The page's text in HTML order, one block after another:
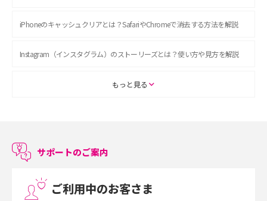
iPhoneのキャッシュクリアとは？SafariやChromeで消去する方法を解説
Instagram（インスタグラム）のストーリーズとは？使い方や見方を解説
ASMRとは？初心者向けの代表ジャンルや楽しみ方を解説
LINEで友だちを削除する方法は？方法ごとの影響や復活・復元する方法も
プリペイドSIMとは？種類やメリット・デメリット、利用までの流れを解説
もっと見る
サポートのご案内
ご利用中のお客さま